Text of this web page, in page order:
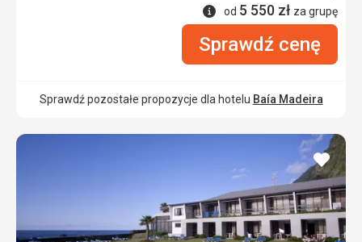
Informacje
od 5 550 zł za grupę
Sprawdź cenę
Sprawdź pozostałe propozycje dla hotelu Baía Madeira
dodaj
do